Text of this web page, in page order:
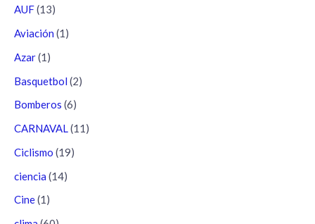
AUF(13)
Aviación (1)
Azar(1)
Basquetbol (2)
Bomberos (6)
CARNAVAL(11)
Ciclismo (19)
ciencia (14)
Cine(1)